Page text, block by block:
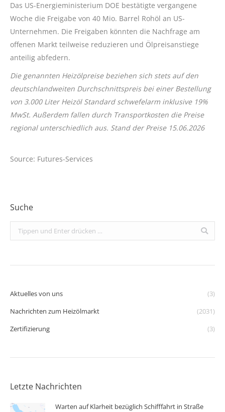
Das US-Energieministerium DOE bestätigte vergangene
Woche die Freigabe von 40 Mio. Barrel Rohöl an US-
Unternehmen. Die Freigaben könnten die Nachfrage am
offenen Markt teilweise reduzieren und Ölpreisanstiege
anteilig abfedern.
Die genannten Heizölpreise beziehen sich stets auf den
deutschlandweiten Durchschnittspreis bei einer Bestellung
von 3.000 Liter Heizöl Standard schwefelarm inklusive 19%
MwSt. Außerdem fallen durch Transportkosten die Preise
regional unterschiedlich aus. Stand der Preise 15.06.2026
Source: Futures-Services
Suche
Search:
Aktuelles von uns
(3)
Nachrichten zum Heizölmarkt
(2031)
Zertifizierung
(3)
Letzte Nachrichten
Warten auf Klarheit bezüglich Schifffahrt in Straße